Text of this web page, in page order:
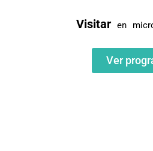
Visitar en
Ver